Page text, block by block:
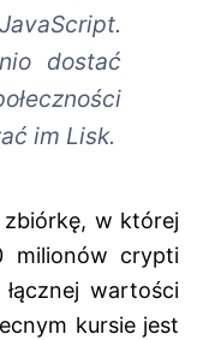
dostać
im Lisk.
zbiórkę, w której
milionów crypti
wartości
kursie jest